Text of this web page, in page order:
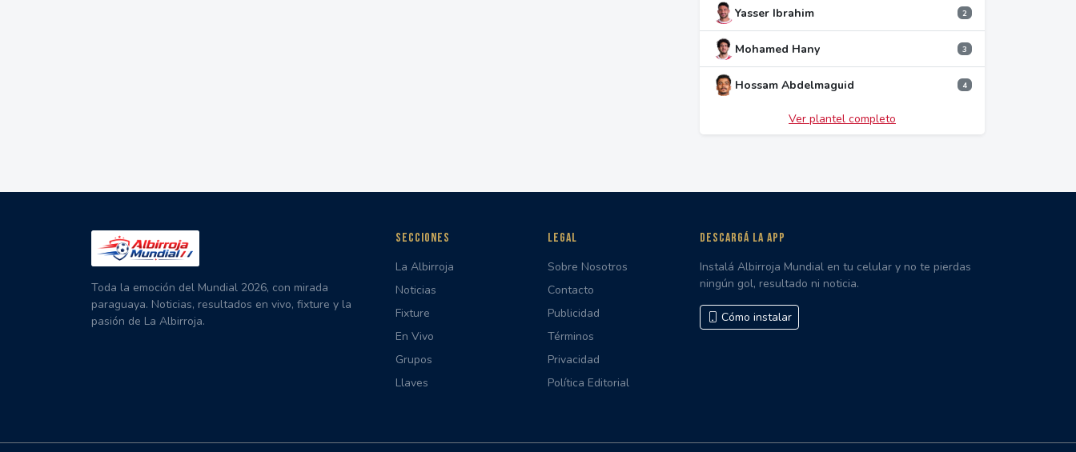
Yasser Ibrahim 2
Mohamed Hany 3
Hossam Abdelmaguid 4
Ver plantel completo
Toda la emoción del Mundial 2026, con mirada
paraguaya. Noticias, resultados en vivo, fixture y la
pasión de La Albirroja.
SECCIONES
La Albirroja
Noticias
Fixture
En Vivo
Grupos
Llaves
LEGAL
Sobre Nosotros
Contacto
Publicidad
Términos
Privacidad
Política Editorial
DESCARGÁ LA APP
Instalá Albirroja Mundial en tu celular y no te pierdas
ningún gol, resultado ni noticia.
Cómo instalar